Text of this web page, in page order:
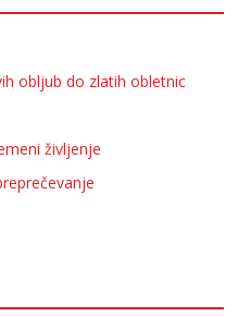
obljub do zlatih obletnic
življenje